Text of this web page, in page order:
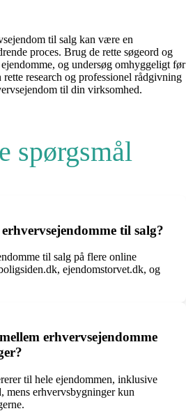
til salg kan være en
proces. Brug de rette søgeord og
og undersøg omhyggeligt før
research og professionel rådgivning
til din virksomhed.
spørgsmål
til salg?
til salg på flere online
ejendomstorvet.dk, og
erhvervsejendomme
til hele ejendommen, inklusive
mens erhvervsbygninger kun